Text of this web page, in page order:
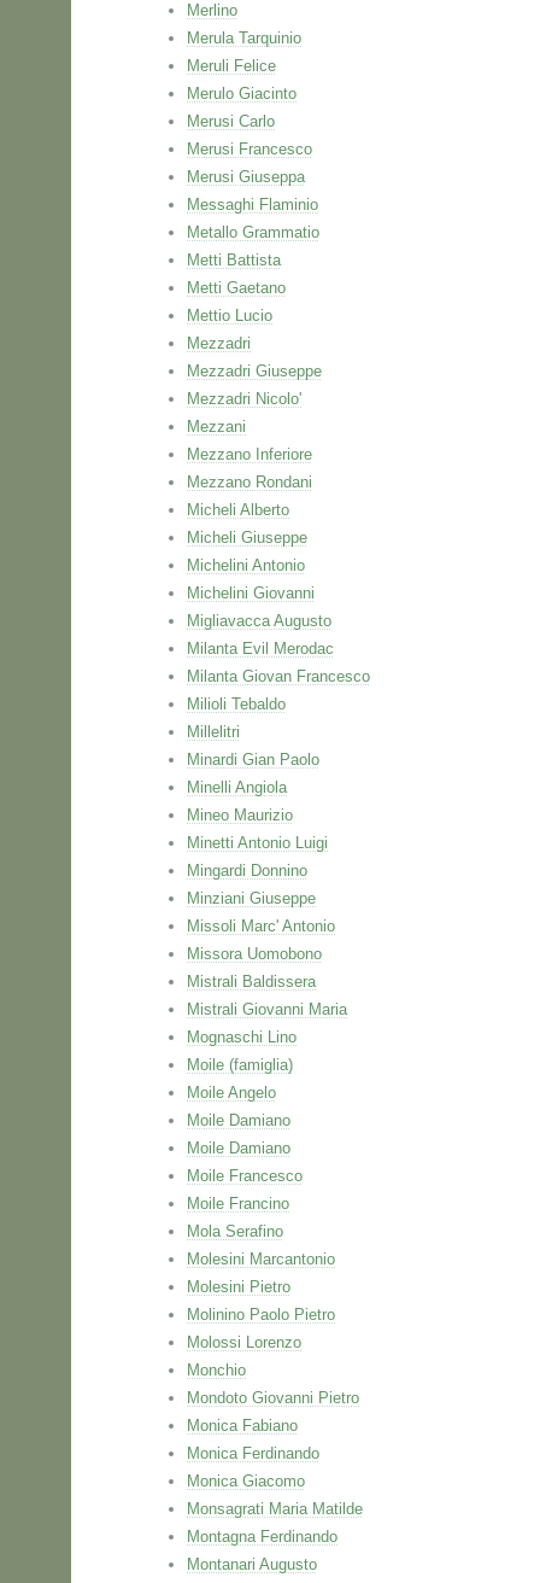
Merlino
Merula Tarquinio
Meruli Felice
Merulo Giacinto
Merusi Carlo
Merusi Francesco
Merusi Giuseppa
Messaghi Flaminio
Metallo Grammatio
Metti Battista
Metti Gaetano
Mettio Lucio
Mezzadri
Mezzadri Giuseppe
Mezzadri Nicolo'
Mezzani
Mezzano Inferiore
Mezzano Rondani
Micheli Alberto
Micheli Giuseppe
Michelini Antonio
Michelini Giovanni
Migliavacca Augusto
Milanta Evil Merodac
Milanta Giovan Francesco
Milioli Tebaldo
Millelitri
Minardi Gian Paolo
Minelli Angiola
Mineo Maurizio
Minetti Antonio Luigi
Mingardi Donnino
Minziani Giuseppe
Missoli Marc' Antonio
Missora Uomobono
Mistrali Baldissera
Mistrali Giovanni Maria
Mognaschi Lino
Moile (famiglia)
Moile Angelo
Moile Damiano
Moile Damiano
Moile Francesco
Moile Francino
Mola Serafino
Molesini Marcantonio
Molesini Pietro
Molinino Paolo Pietro
Molossi Lorenzo
Monchio
Mondoto Giovanni Pietro
Monica Fabiano
Monica Ferdinando
Monica Giacomo
Monsagrati Maria Matilde
Montagna Ferdinando
Montanari Augusto